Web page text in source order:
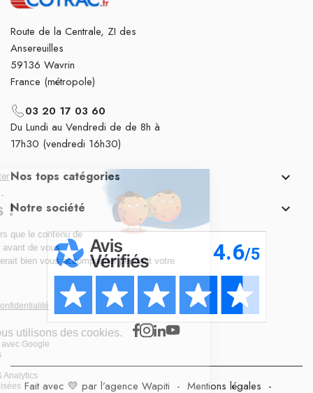
Route de la Centrale, ZI des
Ansereuilles
59136 Wavrin
France (métropole)
03 20 17 03 60
Du Lundi au Vendredi de de 8h à
17h30 (vendredi 16h30)
Nos tops catégories 
Notre société 
Fait avec 💛 par l’agence Wapiti - Mentions légales -